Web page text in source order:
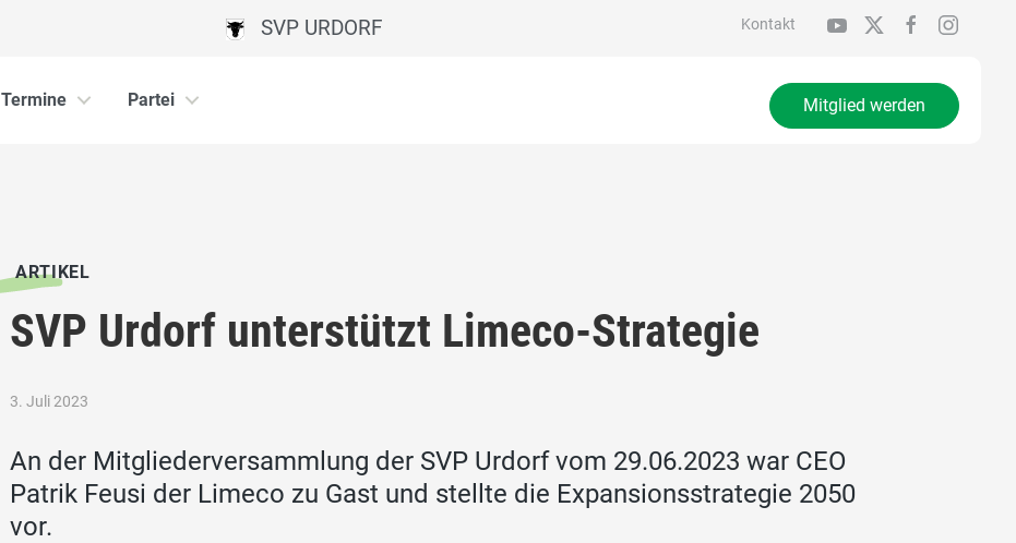
Kontakt
SVP URDORF
Termine Partei Mitglied werden
ARTIKEL
SVP Urdorf unterstützt Limeco-Strategie
3. Juli 2023
An der Mitgliederversammlung der SVP Urdorf vom 29.06.2023 war CEO
Patrik Feusi der Limeco zu Gast und stellte die Expansionsstrategie 2050
vor.